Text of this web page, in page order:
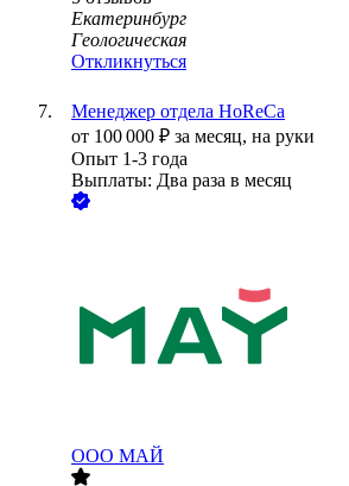
Екатеринбург
Геологическая
Откликнуться
Менеджер отдела HoReCa
от 100 000 ₽ за месяц, на руки
Опыт 1-3 года
Выплаты: Два раза в месяц
ООО МАЙ